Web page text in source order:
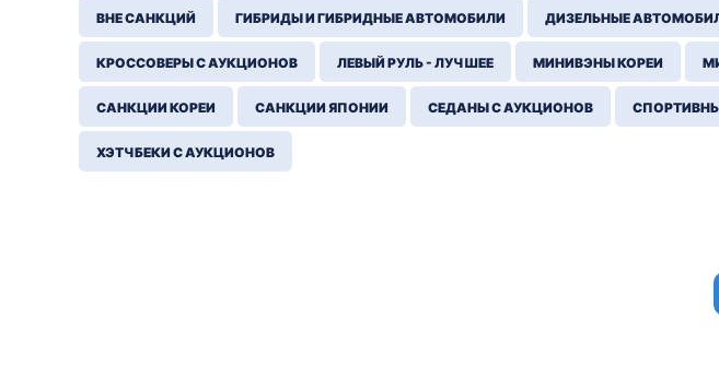
ВНЕ САНКЦИЙ ГИБРИДЫ И ГИБРИДНЫЕ АВТОМОБИЛИ ДИЗЕЛЬНЫЕ
КРОССОВЕРЫ С АУКЦИОНОВ ЛЕВЫЙ РУЛЬ - ЛУЧШЕЕ МИНИВЭНЫ КОРЕИ
САНКЦИИ КОРЕИ САНКЦИИ ЯПОНИИ СЕДАНЫ С АУКЦИОНОВ
ХЭТЧБЕКИ С АУКЦИОНОВ